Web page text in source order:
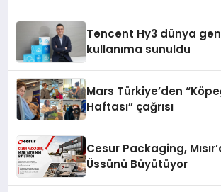
Tencent Hy3 dünya
kullanıma sunuldu
Mars Türkiye’den
Haftası” çağrısı
Cesur Packaging,
Üssünü Büyütüyor